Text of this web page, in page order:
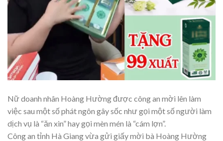
Nữ doanh nhân Hoàng Hường được công an mời lên làm
việc sau một số phát ngôn gây sốc như gọi một số người làm
dịch vụ là “ăn xin” hay gọi mèn mén là “cám lợn”.
Công an tỉnh Hà Giang vừa gửi giấy mời bà Hoàng Hường